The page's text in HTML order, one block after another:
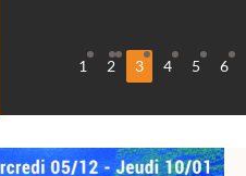
1 2 3 4 5 6